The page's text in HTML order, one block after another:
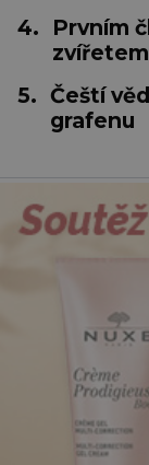
4.
Prvním
5. Čeští
grafenu